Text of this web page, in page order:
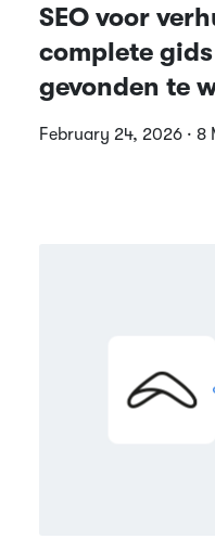
SEO voor
complete
gevonden te
February 24, 2026 · 8